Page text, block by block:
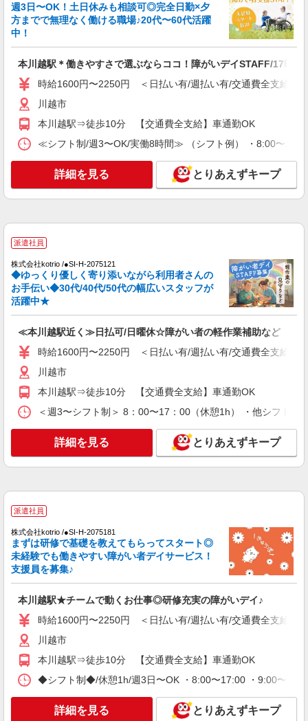
週3日〜OK！土日休みも相談可◎完全日勤×夕
方までで無理なく働ける職場♪20代〜60代活躍
中！
本川越駅＊働きやすさで選ぶならココ！障がいデイSTAFF/17時定
時給1600円〜2250円 ＜日払い有/週払い有/交通費全支給(ガ
川越市
本川越駅⇒徒歩10分 【交通費全支給】車通勤OK
≪シフト制/週3〜OK/実働8時間≫ （シフト例） ・8:00〜
詳細を見る とりあえずキープ
派遣社員
株式会社kotrio /●SI-H-2075121
◆ゆっくり優しく寄り添いながら利用者さんの
お手伝い◆30代/40代/50代の幅広いスタッフが
活躍中★
≪本川越駅近く≫日払可/日曜休☆障がい者の軽作業補助など
時給1600円〜2250円 ＜日払い有/週払い有/交通費全支給(ガ
川越市
本川越駅⇒徒歩10分 【交通費全支給】車通勤OK
＜週3〜シフト制＞ 8：00〜17：00（休憩1h） ・他シフト相
詳細を見る とりあえずキープ
派遣社員
株式会社kotrio /●SI-H-2075181
まずは研修で基礎を教えてもらってスタート◎
未経験でも働きやすい障がい者デイサービス！
支援員を募集♪
本川越駅★チームで動くお仕事◎研修充実の障がいデイ♪
時給1600円〜2250円 ＜日払い有/週払い有/交通費全支給(ガ
川越市
本川越駅⇒徒歩10分 【交通費全支給】車通勤OK
◆シフト制◆/休憩1h/週3日〜OK ・8:00〜17:00 ・9:00〜
詳細を見る とりあえずキープ